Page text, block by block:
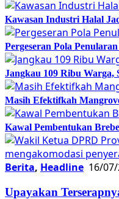
Kawasan Industri Halal
Pergeseran Pola
Jangkau 109 Ribu Warga,
Masih Efektifkah
Kawal Pembentukan
Berita, Headline 16/
Upayakan